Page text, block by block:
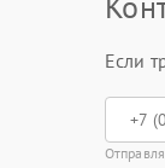
Если